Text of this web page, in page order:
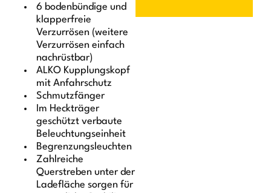
6 bodenbündige und
klapperfreie
Verzurrösen (weitere
Verzurrösen einfach
nachrüstbar)
ALKO Kupplungskopf
mit Anfahrschutz
Schmutzfänger
Im Heckträger
geschützt verbaute
Beleuchtungseinheit
Begrenzungsleuchten
Zahlreiche
Querstreben unter der
Ladefläche sorgen für